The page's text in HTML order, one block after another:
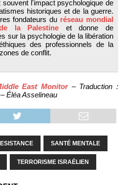
l'impact psychologique de
historiques et de la guerre.
fondateurs du réseau mondial
la Palestine et donne de
sur la psychologie de la libération
des professionnels de la
de conflit.
East Monitor– Traduction :
– Éléa Asselineau
SANTÉ MENTALE
TERRORISME ISRAÉLIEN